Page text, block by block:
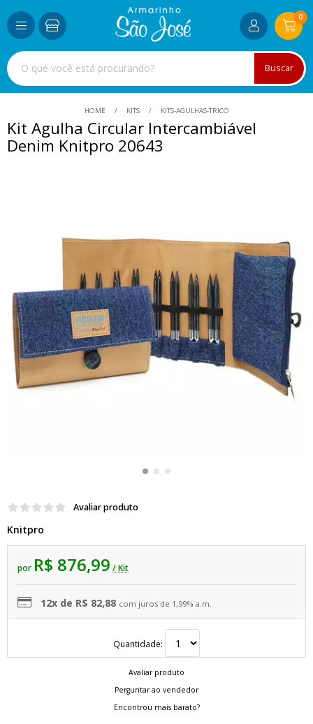
Buscar
0
HOME KITS KITS-AGULHAS-TRICO
Kit Agulha Circular Intercambiável
Denim Knitpro 20643
Avaliar produto
Knitpro
por R$ 876,99 / Kit
12x de R$ 82,88 com juros de 1,99% a.m.
Quantidade:
Avaliar produto
Perguntar ao vendedor
Encontrou mais barato?